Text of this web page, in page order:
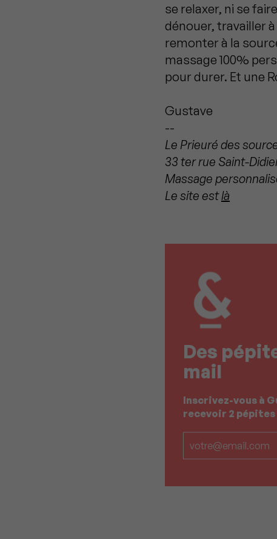
se relaxer, ni se
dénouer, travailler
remonter à la
massage 100%
pour durer. Et une
Gustave
--
Le Prieuré des
33 ter rue Saint-
Massage
Le site estlà
Des
mail
Inscrivez-vous à
recevoir 2 pépites